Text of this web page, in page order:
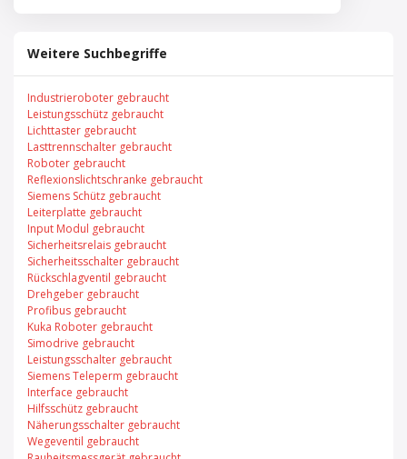
Weitere Suchbegriffe
Industrieroboter gebraucht
Leistungsschütz gebraucht
Lichttaster gebraucht
Lasttrennschalter gebraucht
Roboter gebraucht
Reflexionslichtschranke gebraucht
Siemens Schütz gebraucht
Leiterplatte gebraucht
Input Modul gebraucht
Sicherheitsrelais gebraucht
Sicherheitsschalter gebraucht
Rückschlagventil gebraucht
Drehgeber gebraucht
Profibus gebraucht
Kuka Roboter gebraucht
Simodrive gebraucht
Leistungsschalter gebraucht
Siemens Teleperm gebraucht
Interface gebraucht
Hilfsschütz gebraucht
Näherungsschalter gebraucht
Wegeventil gebraucht